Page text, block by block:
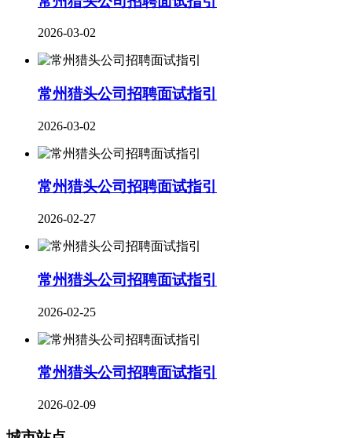
2026-03-02
常州猎头公司招聘面试指引
2026-03-02
​常州猎头公司招聘面试指引
2026-02-27
常州猎头公司招聘面试指引
2026-02-25
常州猎头公司招聘面试指引
2026-02-09